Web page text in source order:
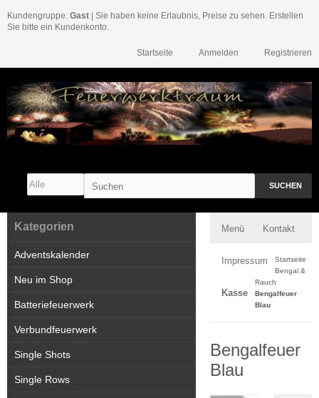
Kundengruppe: Gast | Sie haben keine Erlaubnis, Preise zu sehen. Erstellen
Sie bitte ein Kundenkonto.
Registrieren
Anmelden
Startseite
SUCHEN
Menü Kontakt
Impressum
Kasse
Startseite
Bengal &
Rauch
Bengalfeuer
Blau
Bengalfeuer
Blau
Kategorien
Adventskalender
Neu im Shop
Batteriefeuerwerk
Verbundfeuerwerk
Single Shots
Single Rows